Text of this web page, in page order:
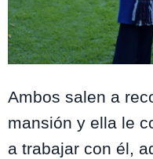
Ambos salen a
mansión y ella le
a trabajar con él,